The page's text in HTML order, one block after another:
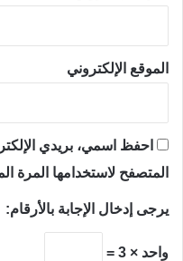
الموقع الإلكتروني
احفظ اسمي، بريدي
المتصفح لاستخدامها المرة
يرجى إدخال الإجابة بالأرقام:
واحد × 3 =